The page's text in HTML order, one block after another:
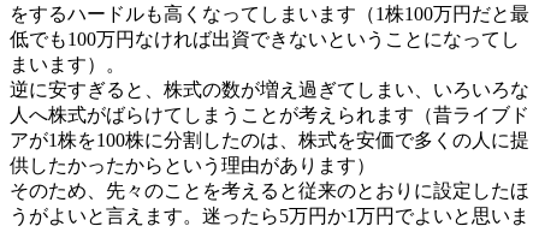
をするハードルも高くなってしまいます（1株100万円だと最
低でも100万円なければ出資できないということになってし
まいます）。
逆に安すぎると、株式の数が増え過ぎてしまい、いろいろな
人へ株式がばらけてしまうことが考えられます（昔ライブド
アが1株を100株に分割したのは、株式を安価で多くの人に提
供したかったからという理由があります）
そのため、先々のことを考えると従来のとおりに設定したほ
うがよいと言えます。迷ったら5万円か1万円でよいと思いま